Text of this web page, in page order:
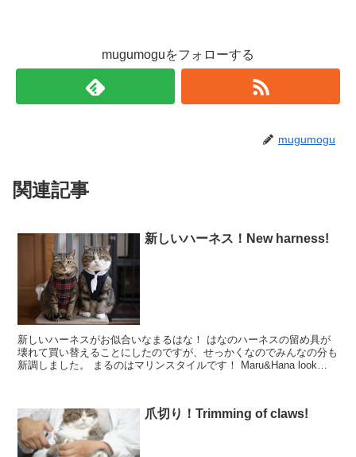
mugumoguをフォローする
mugumogu
関連記事
新しいハーネス！New harness!
新しいハーネスがお似合いなまるはな！ はなのハーネスの留め具が
壊れて買い替えることにしたのですが、せっかくなのでみんなの分も
新調しました。 まるのはマリンスタイルです！ Maru&Hana look
爪切り！Trimming of claws!